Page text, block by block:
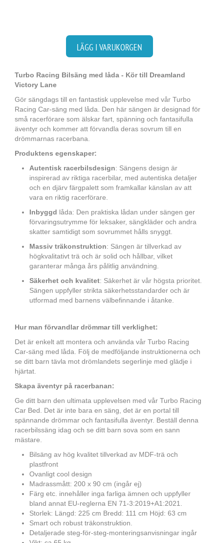
LÄGG I VARUKORGEN
Turbo Racing Bilsäng med låda - Kör till Dreamland
Victory Lane
Gör sängdags till en fantastisk upplevelse med vår Turbo
Racing Car-säng med låda. Den här sängen är designad för
små racerförare som älskar fart, spänning och fantasifulla
äventyr och kommer att förvandla deras sovrum till en
drömmarnas racerbana.
Produktens egenskaper:
Autentisk racerbilsdesign: Sängens design är
inspirerad av riktiga racerbilar, med autentiska detaljer
och en djärv färgpalett som framkallar känslan av att
vara en riktig racerförare.
Inbyggd låda: Den praktiska lådan under sängen ger
förvaringsutrymme för leksaker, sängkläder och andra
skatter samtidigt som sovrummet hålls snyggt.
Massiv träkonstruktion: Sängen är tillverkad av
högkvalitativt trä och är solid och hållbar, vilket
garanterar många års pålitlig användning.
Säkerhet och kvalitet: Säkerhet är vår högsta prioritet.
Sängen uppfyller strikta säkerhetsstandarder och är
utformad med barnens välbefinnande i åtanke.
Hur man förvandlar drömmar till verklighet:
Det är enkelt att montera och använda vår Turbo Racing
Car-säng med låda. Följ de medföljande instruktionerna och
se ditt barn tävla mot drömlandets segerlinje med glädje i
hjärtat.
Skapa äventyr på racerbanan:
Ge ditt barn den ultimata upplevelsen med vår Turbo Racing
Car Bed. Det är inte bara en säng, det är en portal till
spännande drömmar och fantasifulla äventyr. Beställ denna
racerbilssäng idag och se ditt barn sova som en sann
mästare.
Bilsäng av hög kvalitet tillverkad av MDF-trä och
plastfront
Ovanligt cool design
Madrassmått: 200 x 90 cm (ingår ej)
Färg etc. innehåller inga farliga ämnen och uppfyller
bland annat EU-reglerna EN 71-3:2019+A1:2021.
Storlek: Längd: 225 cm Bredd: 111 cm Höjd: 63 cm
Smart och robust träkonstruktion.
Detaljerade steg-för-steg-monteringsanvisningar ingår